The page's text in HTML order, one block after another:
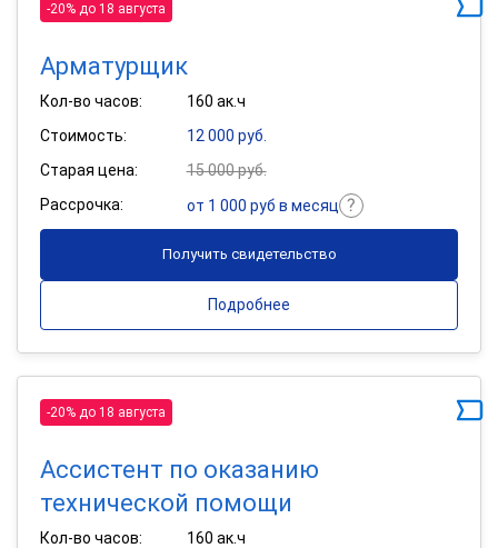
-20% до 18 августа
Арматурщик
Кол-во часов:
160 ак.ч
Стоимость:
12 000 руб.
Старая цена:
15 000 руб.
Рассрочка:
от 1 000 руб в месяц
Получить свидетельство
Подробнее
-20% до 18 августа
Ассистент по оказанию
технической помощи
Кол-во часов:
160 ак.ч